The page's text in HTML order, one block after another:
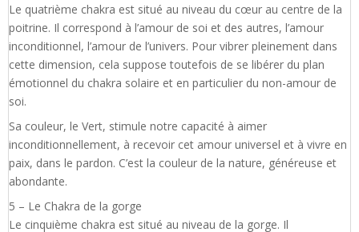
Le quatrième chakra est situé au niveau du cœur au centre de la
poitrine. Il correspond à l’amour de soi et des autres, l’amour
inconditionnel, l’amour de l’univers. Pour vibrer pleinement dans
cette dimension, cela suppose toutefois de se libérer du plan
émotionnel du chakra solaire et en particulier du non-amour de
soi.
Sa couleur, le Vert, stimule notre capacité à aimer
inconditionnellement, à recevoir cet amour universel et à vivre en
paix, dans le pardon. C’est la couleur de la nature, généreuse et
abondante.
5 – Le Chakra de la gorge
Le cinquième chakra est situé au niveau de la gorge. Il